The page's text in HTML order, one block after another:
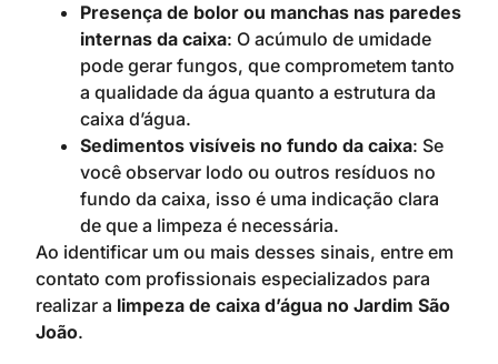
Presença de bolor ou manchas nas paredes
internas da caixa: O acúmulo de umidade
pode gerar fungos, que comprometem tanto
a qualidade da água quanto a estrutura da
caixa d’água.
Sedimentos visíveis no fundo da caixa: Se
você observar lodo ou outros resíduos no
fundo da caixa, isso é uma indicação clara
de que a limpeza é necessária.
Ao identificar um ou mais desses sinais, entre em
contato com profissionais especializados para
realizar a limpeza de caixa d’água no Jardim São
João.